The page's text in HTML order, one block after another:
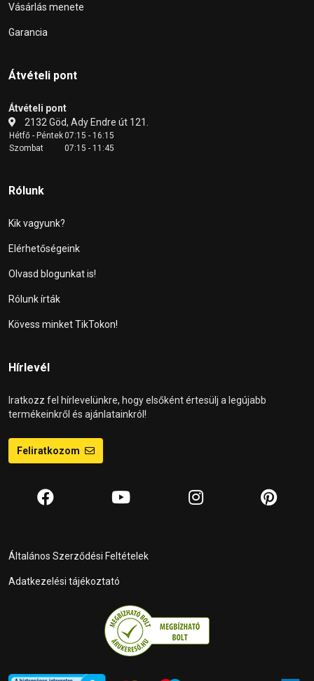
Vásárlás menete
Garancia
Átvételi pont
Átvételi pont
2132 Göd, Ady Endre út 121.
Hétfő - Péntek07:15 - 16:15
Szombat
07:15 - 11:45
Rólunk
Kik vagyunk?
Elérhetőségeink
Olvasd blogunkat is!
Rólunk írták
Kövess minket TikTokon!
Hírlevél
Iratkozz fel hírlevelünkre, hogy elsőként értesülj a legújabb
termékeinkről és ajánlatainkról!
Feliratkozom
Általános Szerződési Feltételek
Adatkezelési tájékoztató